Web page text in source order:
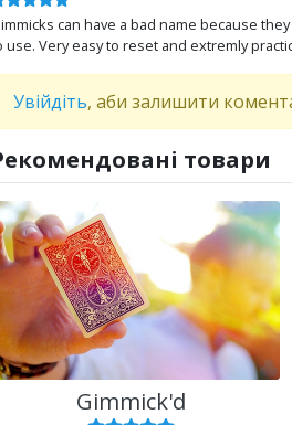
can have a bad name because
use. Very easy to reset and extremly
Увійдіть, аби залишити
товари
Gimmick'd